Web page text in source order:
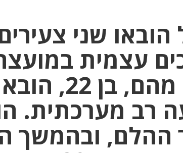
שני
עצמית
אזורית משגב.האחד מהם, בן 22, הובא
רב מערכתית.
ההלם, ובהמשך